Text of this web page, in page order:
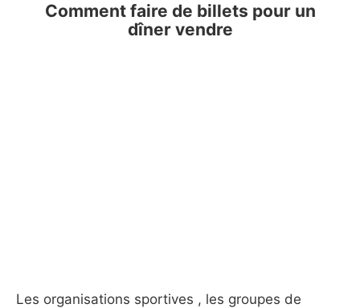
Comment faire de billets pour un
dîner vendre
Les organisations sportives , les groupes de